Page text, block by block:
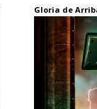
Gloria de